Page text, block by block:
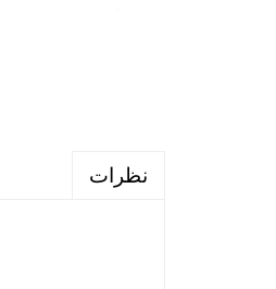
نظرات